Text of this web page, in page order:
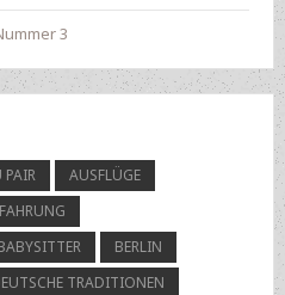
3
PAIR
AUSFLÜGE
BERLIN
TRADITIONEN